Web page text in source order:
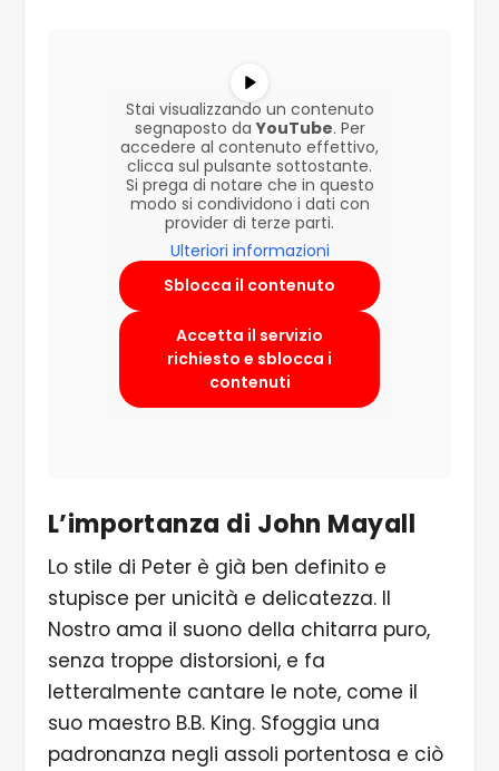
Stai visualizzando un contenuto
segnaposto daYouTube. Per
accedere al contenuto effettivo,
clicca sul pulsante sottostante.
Si prega di notare che in questo
modo si condividono i dati con
provider di terze parti.
Ulteriori informazioni
Sblocca il contenuto
Accetta il servizio
richiesto e sblocca i
contenuti
L’importanza di John Mayall
Lo stile di Peter è già ben definito e
stupisce per unicità e delicatezza. Il
Nostro ama il suono della chitarra puro,
senza troppe distorsioni, e fa
letteralmente cantare le note, come il
suo maestro B.B. King. Sfoggia una
padronanza negli assoli portentosa e ciò